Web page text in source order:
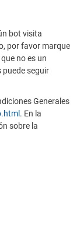
bot visita
por favor marque
no es un
puede seguir
Generales
. En la
sobre la